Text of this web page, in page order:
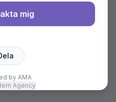
mig
by AMA
Agency